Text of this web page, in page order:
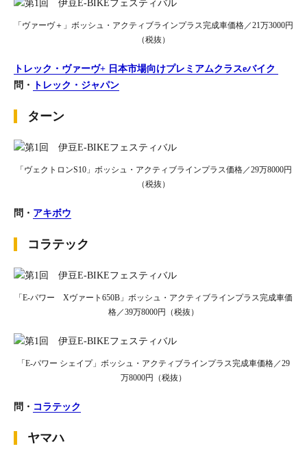
「ヴァーヴ＋」ボッシュ・アクティブラインプラス完成車価格／21万3000円
（税抜）
トレック・ヴァーヴ+ 日本市場向けプレミアムクラスeバイク ​
問・
トレック・ジャパン
ターン
「ヴェクトロンS10」ボッシュ・アクティブラインプラス価格／29万8000円
（税抜）
問・ アキボウ
コラテック
「E-パワー Xヴァート650B」ボッシュ・アクティブラインプラス完成車価
格／39万8000円（税抜）
「E-パワー シェイプ」ボッシュ・アクティブラインプラス完成車価格／29
万8000円（税抜）
問・ コラテック
ヤマハ